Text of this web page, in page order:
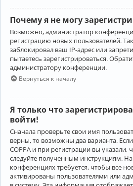
Почему я не могу
Возможно, администратор
регистрацию новых пользователей.
заблокировал ваш IP-адрес или
пытаетесь зарегистрироваться.
администратору конференции.
Вернуться к началу
Я только что
войти!
Сначала проверьте свои имя
верны, то возможны два варианта.
COPPA и при регистрации вы указали,
следуйте полученным инструкциям.
конференциях требуется, чтобы все
активированы пользователями или